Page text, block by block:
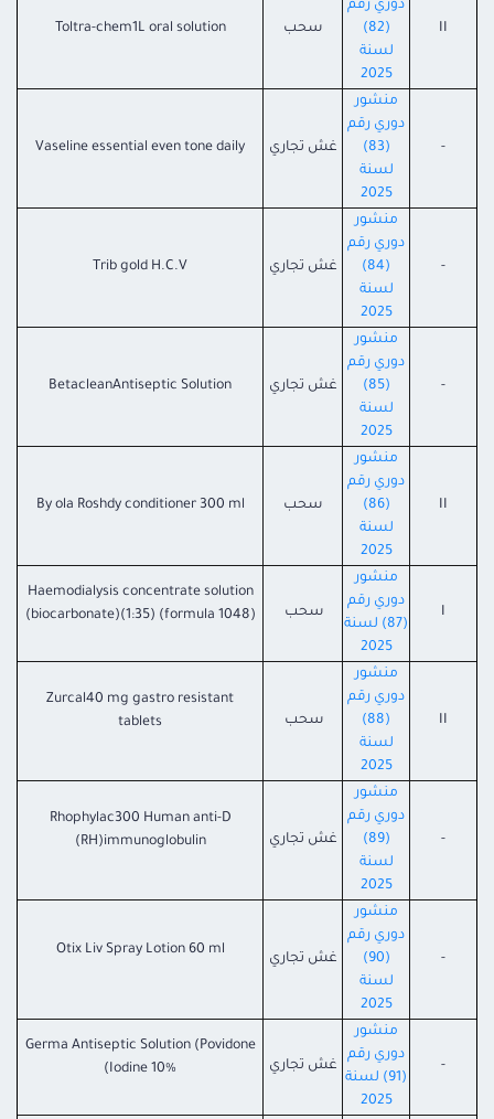
II
دوري رقم
(82)
لسنة
2025
سحب Toltra-chem1L oral solution
-
منشور
دوري رقم
(83)
لسنة
2025
غش تجاري Vaseline essential even tone daily
-
منشور
دوري رقم
(84)
لسنة
2025
غش تجاري Trib gold H.C.V
-
منشور
دوري رقم
(85)
لسنة
2025
غش تجاري BetacleanAntiseptic Solution
II
منشور
دوري رقم
(86)
لسنة
2025
سحب By ola Roshdy conditioner 300 ml
I
منشور
دوري رقم
(87) لسنة
2025
سحب
Haemodialysis concentrate solution
(biocarbonate)(1:35) (formula 1048)
II
منشور
دوري رقم
(88)
لسنة
2025
سحب
Zurcal40 mg gastro resistant
tablets
-
منشور
دوري رقم
(89)
لسنة
2025
غش تجاري
Rhophylac300 Human anti-D
(RH)immunoglobulin
-
منشور
دوري رقم
(90)
لسنة
2025
غش تجاري
Otix Liv Spray Lotion 60 ml
-
منشور
دوري رقم
(91) لسنة
2025
غش تجاري
Germa Antiseptic Solution (Povidone
Iodine 10%)